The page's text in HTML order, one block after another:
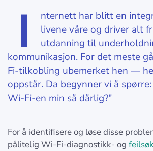
I
nternett har blitt en
livene våre og driver alt
utdanning til
kommunikasjon. For det meste
Fi-tilkobling ubemerket hen —
oppstår. Da begynner vi å
Wi-Fi-en min så dårlig?"
For å identifisere og løse disse
pålitelig Wi-Fi-diagnostikk- og